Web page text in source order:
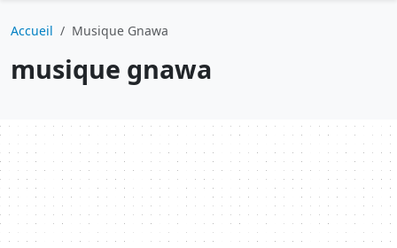
Accueil Musique Gnawa
musique gnawa